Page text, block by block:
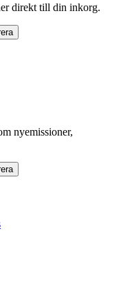
direkt till din inkorg.
nyemissioner,